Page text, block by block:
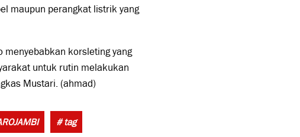
maupun perangkat listrik yang
korsleting yang
untuk rutin melakukan
Mustari. (ahmad)
# tag